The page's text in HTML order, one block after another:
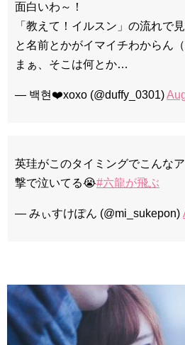
面白いわ～！
「教えて！イルスン」の流れで
と名前とかがイマイチわからん（
まぁ、そこは何とか…
— 백현❤️xoxo (@duffy_0301)
英珪がこのタイミングでこんな
撃で泣いてる😭#六龍が飛ぶ
— みぃすけぽん (@mi_sukepon)